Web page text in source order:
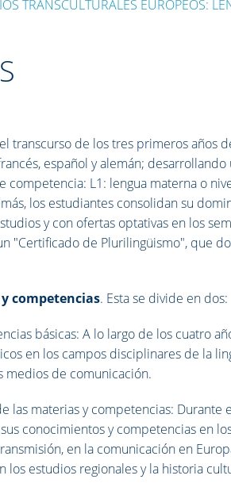
TRANSCULTURALES EUROPEOS:
transcurso de los tres primeros años
español y alemán;
competencia: L1: lengua materna o
los estudiantes consolidan su
y con ofertas optativas en los
"Certificado de Plurilingüismo", que
competencias. Esta se divide en dos:
básicas: A lo largo de los cuatro
en los campos disciplinares de la
medios de comunicación.
las materias y competencias: Durante
conocimientos y competencias en
en la comunicación en
los estudios regionales y la historia